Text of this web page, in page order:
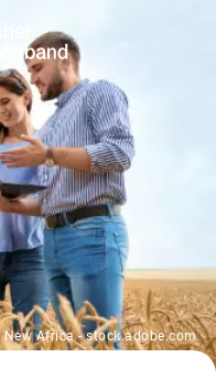
New Africa - stock.adobe.com